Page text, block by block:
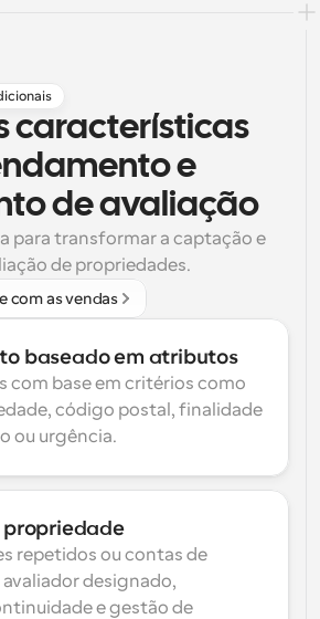
características
e
de avaliação
para transformar a captação e
de propriedades.
com as vendas
baseado em atributos
com base em critérios como
código postal, finalidade
ou urgência.
propriedade
repetidos ou contas de
designado,
e gestão de